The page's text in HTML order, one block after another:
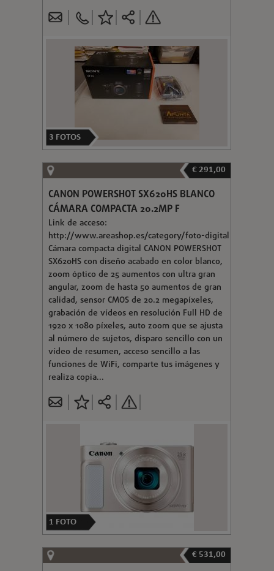
3 FOTOS
€ 291,00
CANON POWERSHOT SX620HS BLANCO
CÁMARA COMPACTA 20.2MP F
Link de acceso:
http://www.areashop.es/category/foto-digital
Cámara compacta digital CANON POWERSHOT
SX620HS con diseño acabado en color blanco,
zoom óptico de 25 aumentos con ultra gran
angular, zoom de hasta 50 aumentos de gran
calidad, sensor CMOS de 20.2 megapíxeles,
grabación de vídeos en resolución Full HD de
1920 x 1080 píxeles, auto zoom que se ajusta
al número de sujetos, disparo sencillo con un
vídeo de resumen, acceso sencillo a las
funciones de WiFi, comparte tus imágenes y
realiza copia...
1 FOTO
€ 531,00